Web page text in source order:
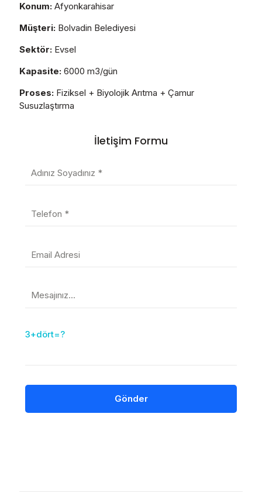
Konum: Afyonkarahisar
Müşteri: Bolvadin Belediyesi
Sektör: Evsel
Kapasite: 6000 m3/gün
Proses: Fiziksel + Biyolojik Arıtma + Çamur
Susuzlaştırma
İletişim Formu
3+dört=?